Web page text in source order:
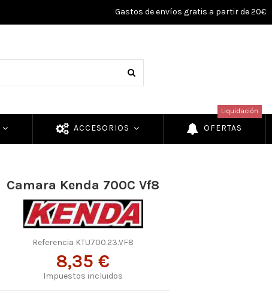
Gastos de envíos gratis a partir de 20€
ACCESORIOS OFERTAS
Liquidación
Camara Kenda 700C Vf8
Referencia KTU700.23.VF8
8,35 €
Impuestos incluidos